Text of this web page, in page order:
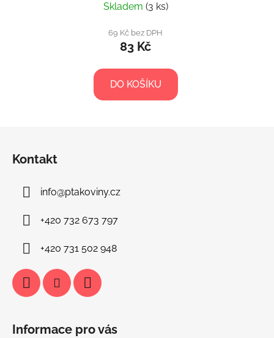
Skladem (3 ks)
69 Kč bez DPH
83 Kč
DO KOŠÍKU
Kontakt
info@ptakoviny.cz
+420 732 673 797
+420 731 502 948
Informace pro vás